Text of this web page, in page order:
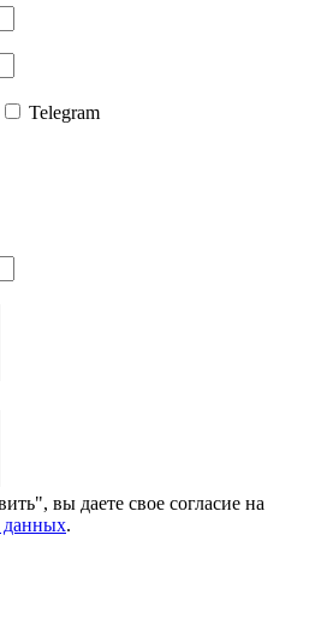
Telegram
вы даете свое согласие на
данных.